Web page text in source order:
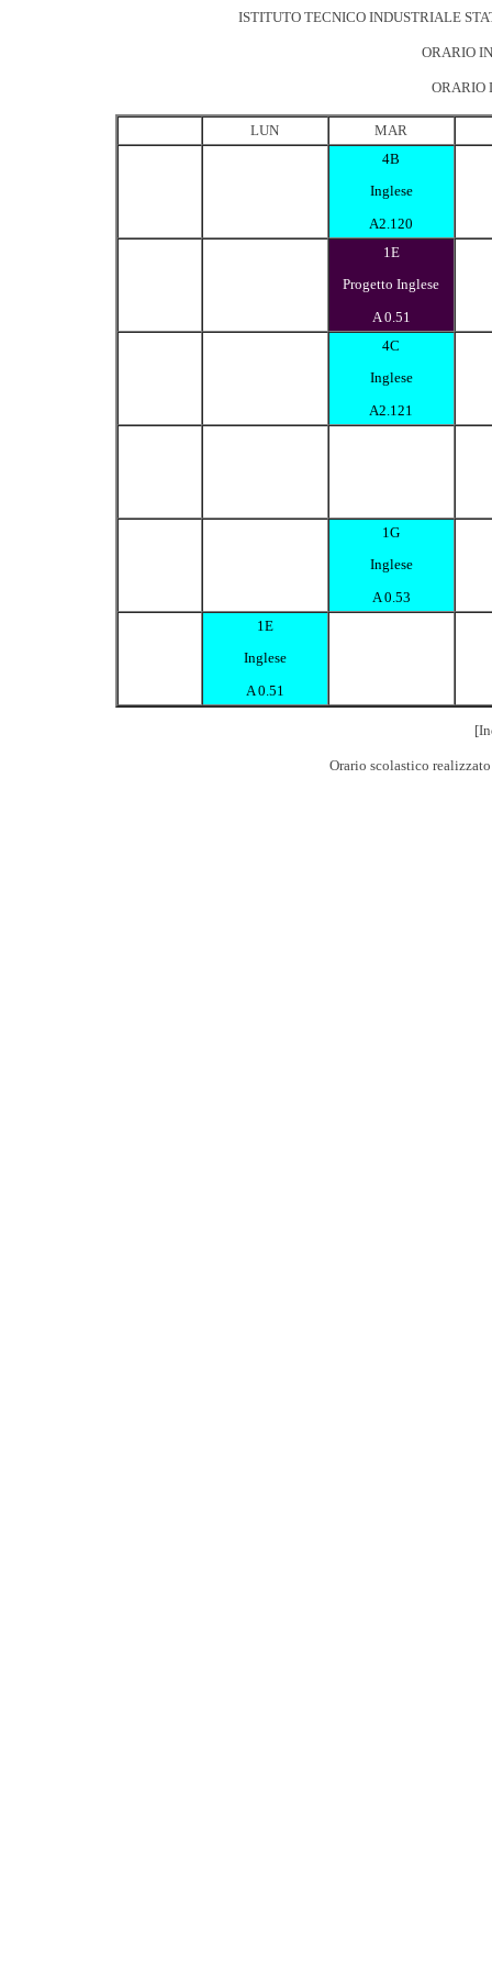
ISTITUTO TECNICO INDUSTRIALE
ORARIO
ORARIO
LUN
MAR
4B
Inglese
A2.120
1E
Progetto Inglese
A 0.51
4C
Inglese
A2.121
1G
Inglese
A 0.53
1E
Inglese
A 0.51
Orario scolastico